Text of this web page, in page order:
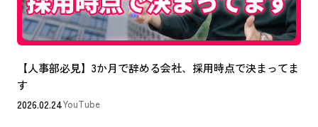
【人事部必見】3か月で辞める会社、採用時点で決まってま
す
2026.02.24YouTube